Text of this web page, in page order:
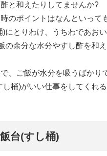
と和えたりしてませんか?
のポイントはなんといって
とりわけ、うちわであおい
の余分な水分やすし酢を和
、ご飯が水分を吸うばかり
桶)がいい仕事をしてくれる
台(すし桶)